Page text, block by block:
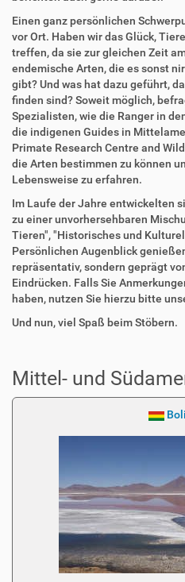
Einen ganz persönlichen
vor Ort. Haben wir das Glück,
treffen, da sie zur gleichen Zeit
endemische Arten, die es sonst
gibt? Und was hat dazu geführt,
finden sind? Soweit möglich,
Spezialisten, wie die Ranger in
die indigenen Guides in
Primate Research Centre and
die Arten bestimmen zu können
Lebensweise zu erfahren.
Im Laufe der Jahre entwickelten
zu einer unvorhersehbaren
Tieren", "Historisches und
Persönlichen Augenblick
repräsentativ, sondern geprägt
Eindrücken. Falls Sie
haben, nutzen Sie hierzu bitte
Und nun, viel Spaß beim Stöbern.
Mittel- und